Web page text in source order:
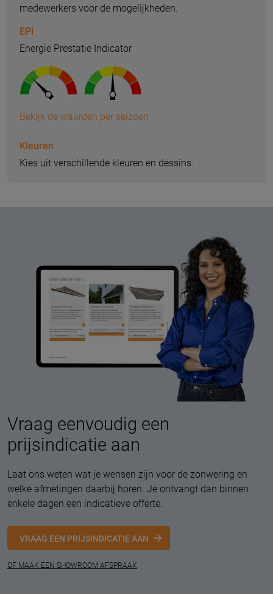
medewerkers voor de mogelijkheden.
EPI
Energie Prestatie Indicator
Bekijk de waarden per seizoen
Kleuren
Kies uit verschillende kleuren en dessins.
Vraag eenvoudig een
prijsindicatie aan
Laat ons weten wat je wensen zijn voor de zonwering en
welke afmetingen daarbij horen. Je ontvangt dan binnen
enkele dagen een indicatieve offerte.
VRAAG EEN PRIJSINDICATIE AAN
OF MAAK EEN SHOWROOM AFSPRAAK